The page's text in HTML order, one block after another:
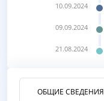
10.09.2024
09.09.2024
21.08.2024
ОБЩИЕ СВЕДЕНИЯ